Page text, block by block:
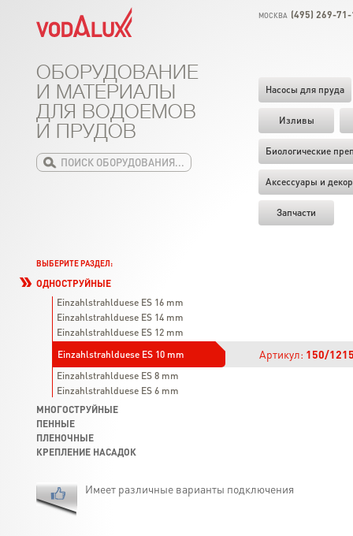
МОСКВА (495) 269-
Насосы для пруда
Изливы
Биологические
Аксессуары и декор
Запчасти
ОБОРУДОВАНИЕ
И МАТЕРИАЛЫ
ДЛЯ ВОДОЕМОВ
И ПРУДОВ
ВЫБЕРИТЕ РАЗДЕЛ:
ОДНОСТРУЙНЫЕ
Einzahlstrahlduese ES 16 mm
Einzahlstrahlduese ES 14 mm
Einzahlstrahlduese ES 12 mm
Einzahlstrahlduese ES 10 mm
Артикул: 150/
Einzahlstrahlduese ES 8 mm
Einzahlstrahlduese ES 6 mm
МНОГОСТРУЙНЫЕ
ПЕННЫЕ
ПЛЕНОЧНЫЕ
КРЕПЛЕНИЕ НАСАДОК
Имеет различные варианты подключения